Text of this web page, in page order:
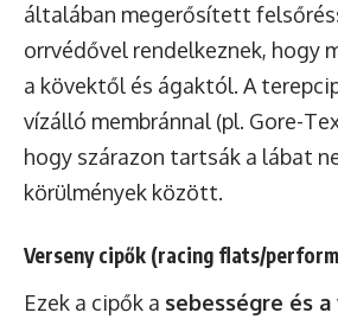
általában megerősített
orrvédővel rendelkeznek, hogy
a kövektől és ágaktól. A
vízálló membránnal (pl. Gore-
hogy szárazon tartsák a lábat
körülmények között.
Verseny cipők (racing flats/
Ezek a cipők a sebességre és